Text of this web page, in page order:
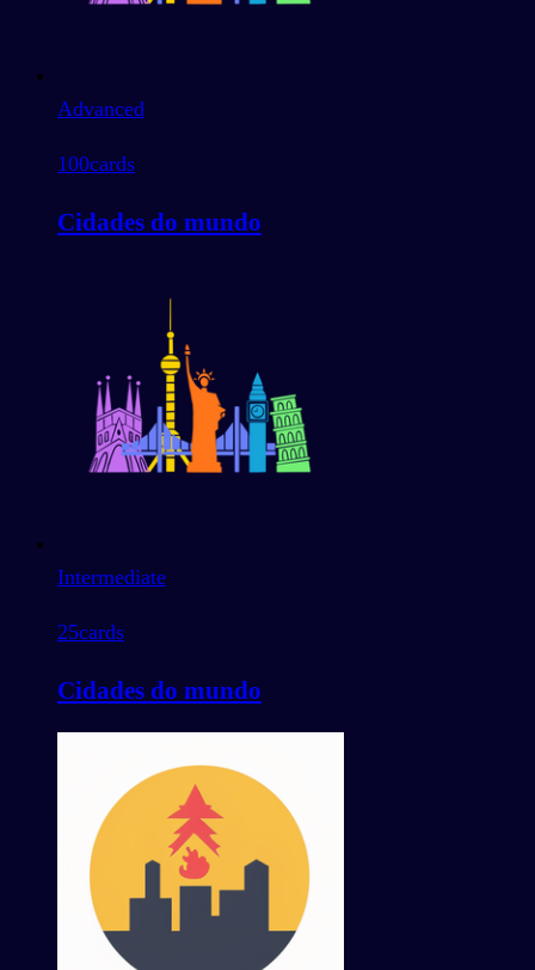
Advanced
100cards
Cidades do mundo
Intermediate
25cards
Cidades do mundo